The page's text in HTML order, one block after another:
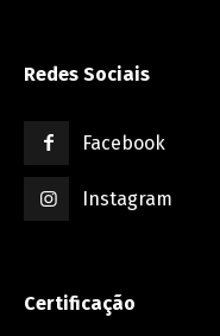
Redes Sociais
Facebook
Instagram
Certificação